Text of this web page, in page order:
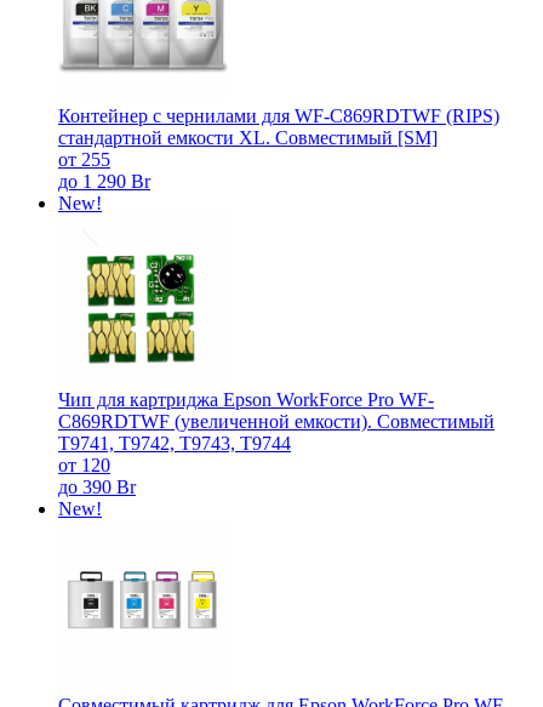
Контейнер с чернилами для WF-C869RDTWF (RIPS)
стандартной емкости XL. Совместимый [SM]
от 255
до 1 290 Br
New!
Чип для картриджа Epson WorkForce Pro WF-
C869RDTWF (увеличенной емкости). Совместимый
T9741, T9742, T9743, T9744
от 120
до 390 Br
New!